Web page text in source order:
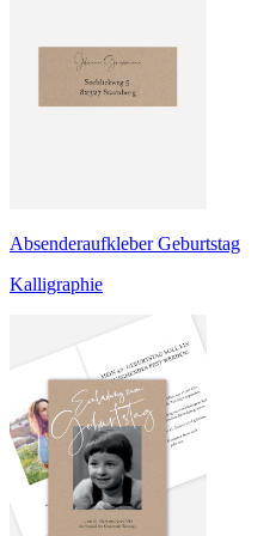
Absenderaufkleber Geburtstag
Kalligraphie